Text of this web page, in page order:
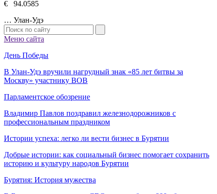
€ 94.0585
… Улан-Удэ
Меню сайта
День Победы
В Улан-Удэ вручили нагрудный знак «85 лет битвы за
Москву» участнику ВОВ
Парламентское обозрение
Владимир Павлов поздравил железнодорожников с
профессиональным праздником
Истории успеха: легко ли вести бизнес в Бурятии
Добрые истории: как социальный бизнес помогает сохранить
историю и культуру народов Бурятии
Бурятия: История мужества